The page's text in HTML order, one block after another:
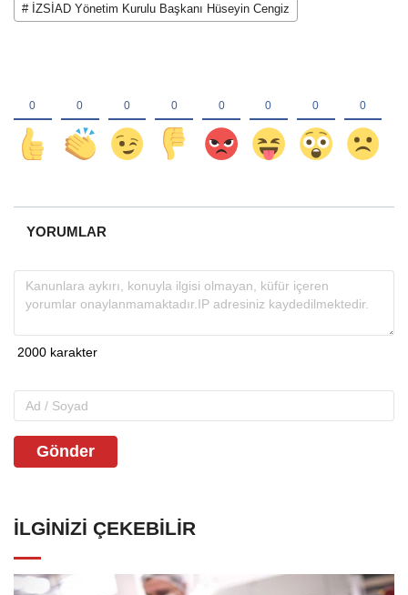
# İZSİAD Yönetim Kurulu Başkanı Hüseyin Cengiz
YORUMLAR
Gönder
İLGINIZI ÇEKEBILIR